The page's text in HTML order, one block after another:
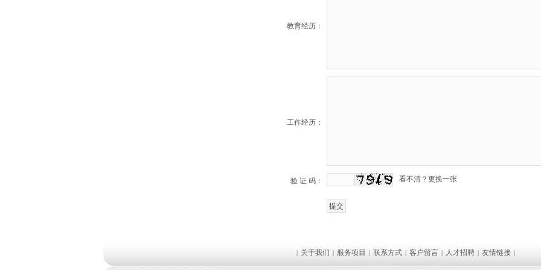
教育经历：
工作经历：
验 证 码： 看不清？更换一张
| 关于我们 | 服务项目 | 联系方式 | 客户留言 | 人才招聘 | 友情链接 |